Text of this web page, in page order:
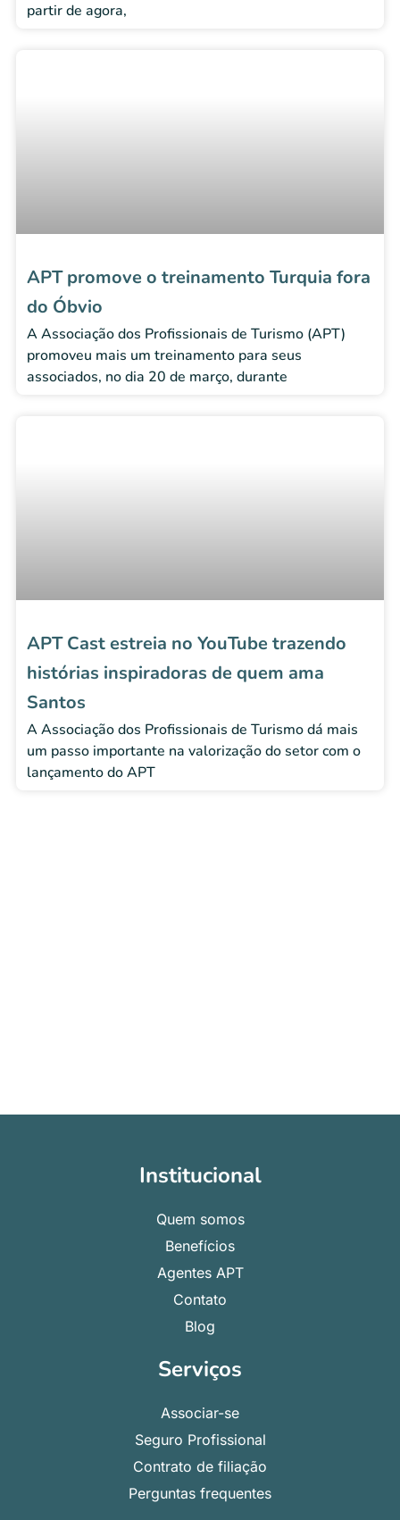
partir de agora,
APT promove o treinamento Turquia fora
do Óbvio
A Associação dos Profissionais de Turismo (APT)
promoveu mais um treinamento para seus
associados, no dia 20 de março, durante
APT Cast estreia no YouTube trazendo
histórias inspiradoras de quem ama
Santos
A Associação dos Profissionais de Turismo dá mais
um passo importante na valorização do setor com o
lançamento do APT
Institucional
Quem somos
Benefícios
Agentes APT
Contato
Blog
Serviços
Associar-se
Seguro Profissional
Contrato de filiação
Perguntas frequentes